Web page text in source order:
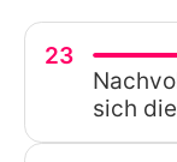
23
sich